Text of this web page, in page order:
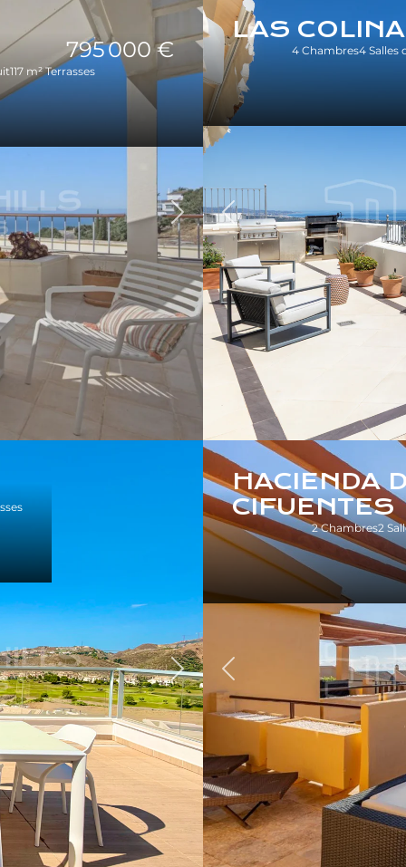
795 000 €
117 m² Terrasses
Suivant
LAS
4 Chambres4 Salles
Précédent
Suivant
HACIENDA
CIFUENTES
2 Chambres2
Précédent